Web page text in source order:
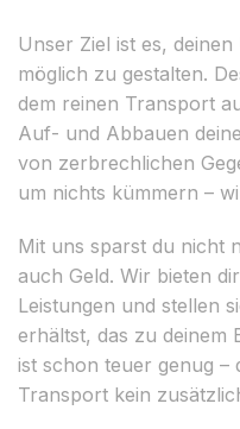
Unser Ziel ist es,
möglich zu gestalten.
dem reinen Transport
Auf- und Abbauen
von zerbrechlichen
um nichts kümmern –
Mit uns sparst du nicht
auch Geld. Wir bieten
Leistungen und stellen
erhältst, das zu deinem
ist schon teuer genug –
Transport kein